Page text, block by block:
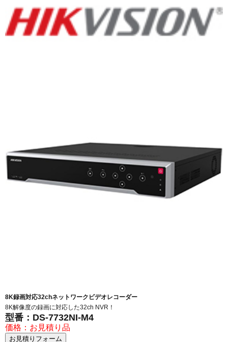
8K録画対応32chネットワークビデオレコーダー
8K解像度の録画に対応した32ch NVR！
型番：DS-7732NI-M4
価格：お見積り品